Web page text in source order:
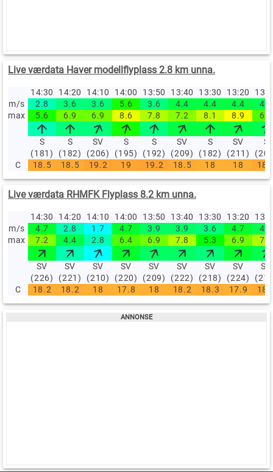
Live værdata Haver modellflyplass 2.8 km unna.
14:30 14:20 14:10 14:00 13:50 13:40 13:30 13:20
m/s
2.8 3.6 3.6 5.6 3.6 4.4 4.4 4.4
4.2
max
5.6 6.9 6.9 8.6 7.8 7.2 8.1 8.9 6.4
S
(181)
S
(182)
SV
(206)
S
(195)
S
(192)
SV
(209)
S
(182)
SV
(211)
S
C
18.5 18.5 19.2 19 19.2 18.5 18 18
Live værdata RHMFK Flyplass 8.2 km unna.
14:30 14:20 14:10 14:00 13:50 13:40 13:30 13:20
m/s
4.7 2.8 1.7 4.7 3.9 3.9 3.6 4.7
4.2
max
7.2 4.4 2.8 6.4 6.9 7.8 5.3 6.9 7.8
SV
(226)
SV
(221)
SV
(210)
SV
(220)
SV
(209)
SV
(222)
SV
(218)
SV
(224)
SV
C
18.2 18.2 18 17.8 18 18.2 18.3 17.9